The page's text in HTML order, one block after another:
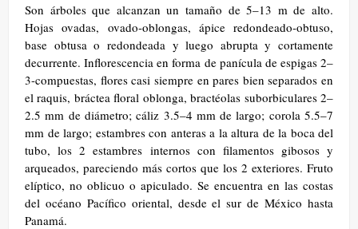
Son árboles que alcanzan un tamaño de 5–13 m de alto.
Hojas ovadas, ovado-oblongas, ápice redondeado-obtuso,
base obtusa o redondeada y luego abrupta y cortamente
decurrente. Inflorescencia en forma de panícula de espigas 2–
3-compuestas, flores casi siempre en pares bien separados en
el raquis, bráctea floral oblonga, bractéolas suborbiculares 2–
2.5 mm de diámetro; cáliz 3.5–4 mm de largo; corola 5.5–7
mm de largo; estambres con anteras a la altura de la boca del
tubo, los 2 estambres internos con filamentos gibosos y
arqueados, pareciendo más cortos que los 2 exteriores. Fruto
elíptico, no oblicuo o apiculado. Se encuentra en las costas
del océano Pacífico oriental, desde el sur de México hasta
Panamá.